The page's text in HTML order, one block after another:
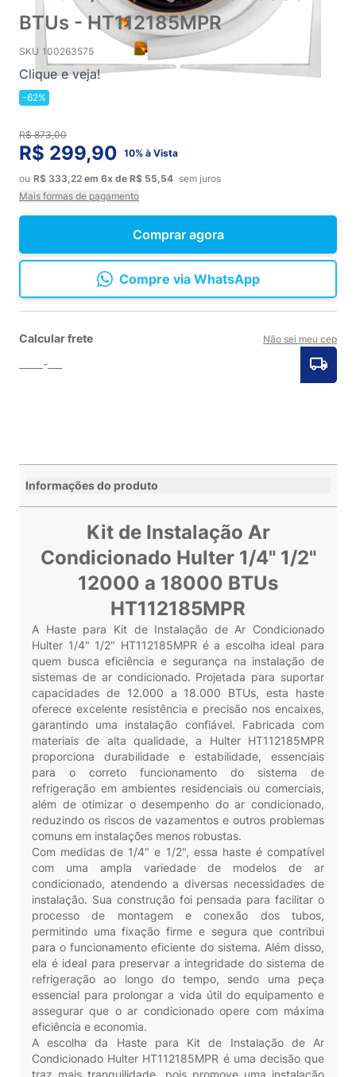
BTUs - HT112185MPR
SKU 100263575
Clique e veja!
-62%
Comprar agora
R$ 299,90 10% à Vista
ou R$ 333,22 em 6x de R$ 55,54 sem juros
Mais formas de pagamento
Compre via WhatsApp
R$ 873,00
Calcular frete Não sei meu cep
Informações do produto
Kit de Instalação Ar
Condicionado Hulter 1/4" 1/2"
12000 a 18000 BTUs
HT112185MPR
A Haste para Kit de Instalação de Ar Condicionado
Hulter 1/4" 1/2" HT112185MPR é a escolha ideal para
quem busca eficiência e segurança na instalação de
sistemas de ar condicionado. Projetada para suportar
capacidades de 12.000 a 18.000 BTUs, esta haste
oferece excelente resistência e precisão nos encaixes,
garantindo uma instalação confiável. Fabricada com
materiais de alta qualidade, a Hulter HT112185MPR
proporciona durabilidade e estabilidade, essenciais
para o correto funcionamento do sistema de
refrigeração em ambientes residenciais ou comerciais,
além de otimizar o desempenho do ar condicionado,
reduzindo os riscos de vazamentos e outros problemas
comuns em instalações menos robustas.
Com medidas de 1/4" e 1/2", essa haste é compatível
com uma ampla variedade de modelos de ar
condicionado, atendendo a diversas necessidades de
instalação. Sua construção foi pensada para facilitar o
processo de montagem e conexão dos tubos,
permitindo uma fixação firme e segura que contribui
para o funcionamento eficiente do sistema. Além disso,
ela é ideal para preservar a integridade do sistema de
refrigeração ao longo do tempo, sendo uma peça
essencial para prolongar a vida útil do equipamento e
assegurar que o ar condicionado opere com máxima
eficiência e economia.
A escolha da Haste para Kit de Instalação de Ar
Condicionado Hulter HT112185MPR é uma decisão que
traz mais tranquilidade, pois promove uma instalação